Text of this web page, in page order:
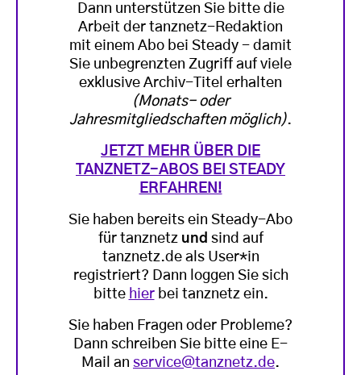
Dann unterstützen Sie bitte die
Arbeit der tanznetz-Redaktion
mit einem Abo bei Steady - damit
Sie unbegrenzten Zugriff auf viele
exklusive Archiv-Titel erhalten
(Monats- oder
Jahresmitgliedschaften möglich).
JETZT MEHR ÜBER DIE
TANZNETZ-ABOS BEI STEADY
ERFAHREN!
Sie haben bereits ein Steady-Abo
für tanznetz und sind auf
tanznetz.de als User*in
registriert? Dann loggen Sie sich
bitte hierbei tanznetz ein.
Sie haben Fragen oder Probleme?
Dann schreiben Sie bitte eine E-
Mail an service@tanznetz.de.